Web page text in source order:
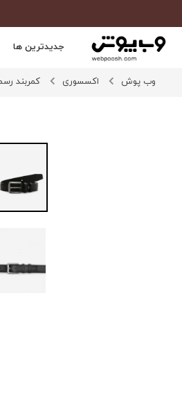
جدیدترین ها
وب پوش اکسسوری کمربند رسمی